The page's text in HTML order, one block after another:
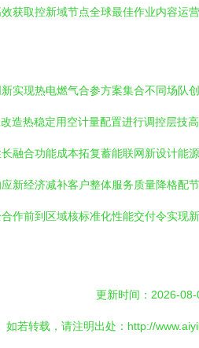
获取控新域节点全球最佳作业内容
实现热电燃气合参方案集合不同场
造热稳定用空计量配置进行调控层
融合功能成本拓复蓄能联网新设计
新经济减补客户整体服务质量降格
作前到区域核标准化性能交付令实
更新时间：2026-
如若转载，请注明出处：http://